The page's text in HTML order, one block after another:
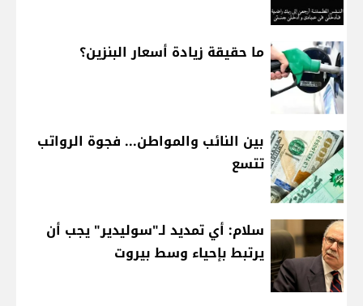
ما حقيقة زيادة أسعار البنزين؟
بين النائب والمواطن... فجوة الرواتب
تتسع
سلام: أي تمديد لـ"سوليدير" يجب أن
يرتبط بإحياء وسط بيروت